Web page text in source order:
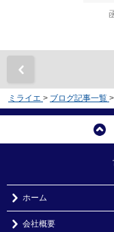
ミライエ > ブログ記事一覧 >
ホーム
会社概要